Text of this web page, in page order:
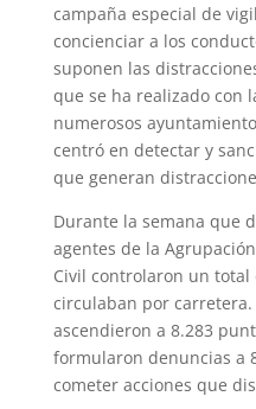
campaña especial de
concienciar a los
suponen las
que se ha realizado con
numerosos
centró en detectar y
que generan
Durante la semana que
agentes de la
Civil controlaron un total
circulaban por
ascendieron a 8.283
formularon denuncias a
cometer acciones que